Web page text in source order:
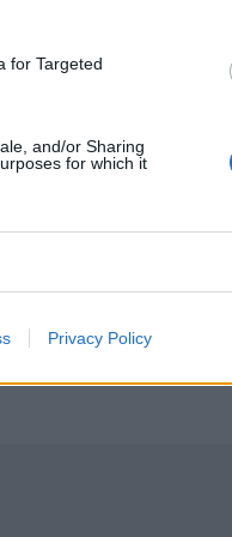
for Targeted
and/or Sharing
for which it
Privacy Policy
λειτουργία του
για να παρατείνουν
που σκότωσε δύο
σε 25χρονο
σκότωσε δύο άτομα
το αυτοκίνητό του σε
Ιταλός
Ιταλός